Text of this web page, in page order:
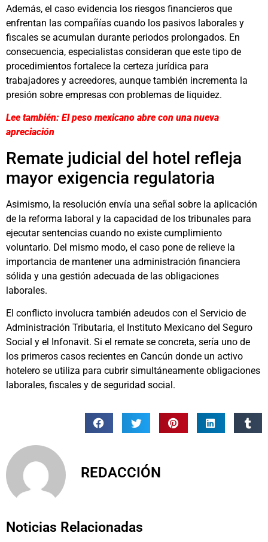
Además, el caso evidencia los riesgos financieros que
enfrentan las compañías cuando los pasivos laborales y
fiscales se acumulan durante periodos prolongados. En
consecuencia, especialistas consideran que este tipo de
procedimientos fortalece la certeza jurídica para
trabajadores y acreedores, aunque también incrementa la
presión sobre empresas con problemas de liquidez.
Lee también: El peso mexicano abre con una nueva
apreciación
Remate judicial del hotel refleja
mayor exigencia regulatoria
Asimismo, la resolución envía una señal sobre la aplicación
de la reforma laboral y la capacidad de los tribunales para
ejecutar sentencias cuando no existe cumplimiento
voluntario. Del mismo modo, el caso pone de relieve la
importancia de mantener una administración financiera
sólida y una gestión adecuada de las obligaciones
laborales.
El conflicto involucra también adeudos con el Servicio de
Administración Tributaria, el Instituto Mexicano del Seguro
Social y el Infonavit. Si el remate se concreta, sería uno de
los primeros casos recientes en Cancún donde un activo
hotelero se utiliza para cubrir simultáneamente obligaciones
laborales, fiscales y de seguridad social.
REDACCIÓN
Noticias Relacionadas